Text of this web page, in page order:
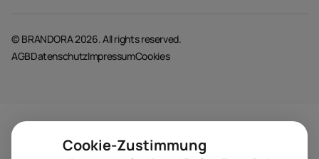
© BRANDORA 2026. All rights reserved.
AGBDatenschutzImpressumCookies
Cookie-Zustimmung